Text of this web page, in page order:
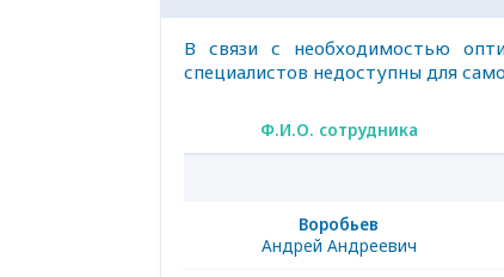
В связи с необходимостью
специалистов недоступны для
Ф.И.О. сотрудника
Воробьев
Андрей Андреевич